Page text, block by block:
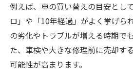
例えば、車の買い替えの目安とし
ロ」や「10年経過」がよく挙げら
の劣化やトラブルが増える時期で
た、車検や大きな修理前に売却す
可能性が高まります。